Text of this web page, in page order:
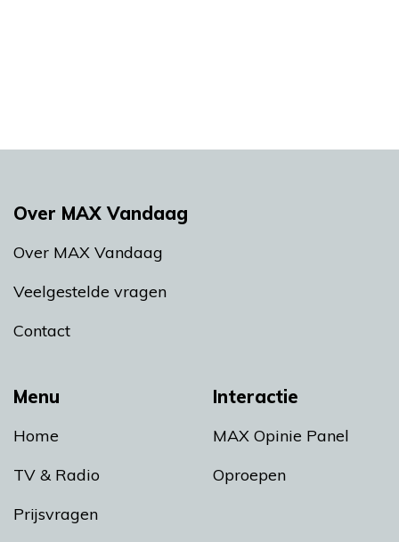
Menu
Home
TV & Radio
Prijsvragen
Interactie
MAX Opinie Panel
Oproepen
Over MAX Vandaag
Over MAX Vandaag
Veelgestelde vragen
Contact